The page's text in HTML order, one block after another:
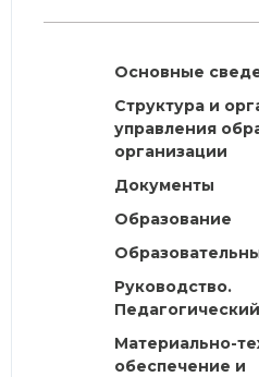
Основные
Структура и
управления
организации
Документы
Образование
Руководство.
Материально-
обеспечение и